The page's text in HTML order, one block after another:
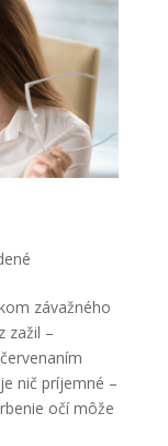
závažného
zažil –
nič príjemné –
očí môže